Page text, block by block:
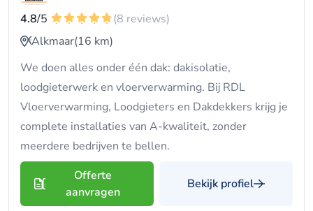
4.8/5
(8 reviews)
Alkmaar(16 km)
We doen alles onder één dak: dakisolatie,
loodgieterwerk en vloerverwarming. Bij RDL
Vloerverwarming, Loodgieters en Dakdekkers krijg je
complete installaties van A-kwaliteit, zonder
meerdere bedrijven te bellen.
Offerte
aanvragen
Bekijk profiel